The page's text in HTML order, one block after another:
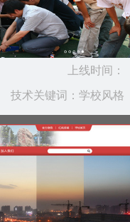
上线时间：
2018.01
技术关键词：学校风格